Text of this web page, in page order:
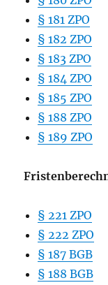
§ 181 ZPO
§ 182 ZPO
§ 183 ZPO
§ 184 ZPO
§ 185 ZPO
§ 188 ZPO
§ 189 ZPO
§ 221 ZPO
§ 222 ZPO
§ 187 BGB
§ 188 BGB